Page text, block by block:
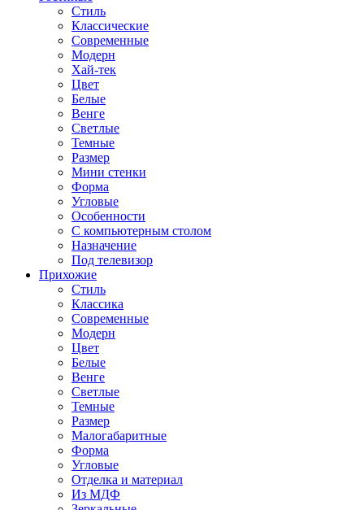
Стиль
Классические
Современные
Модерн
Хай-тек
Цвет
Белые
Венге
Светлые
Темные
Размер
Мини стенки
Форма
Угловые
Особенности
С компьютерным столом
Назначение
Под телевизор
Прихожие
Стиль
Классика
Современные
Модерн
Цвет
Белые
Венге
Светлые
Темные
Размер
Малогабаритные
Форма
Угловые
Отделка и материал
Из МДФ